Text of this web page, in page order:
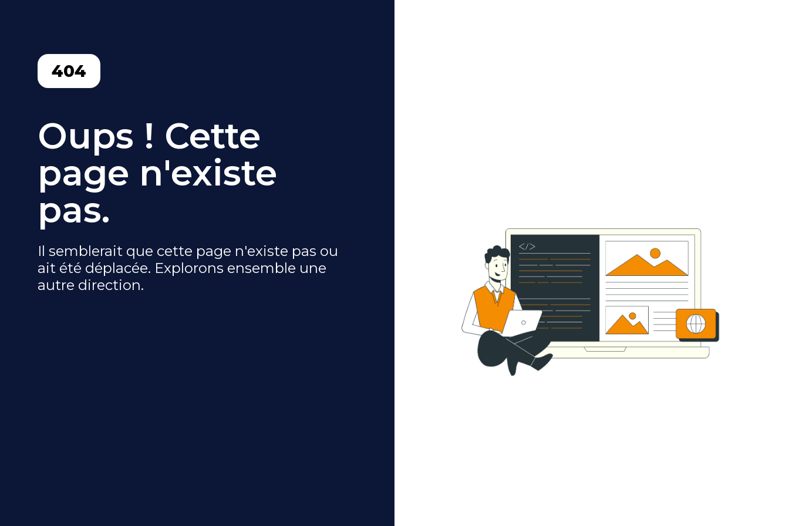
404
Oups ! Cette
page n'existe
pas.
Il semblerait que cette page n'existe pas ou
ait été déplacée. Explorons ensemble une
autre direction.